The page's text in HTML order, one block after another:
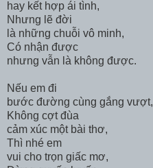
hay kết hợp ái tình,
Nhưng lẽ đời
là những chuỗi vô minh,
Có nhận được
nhưng vẫn là không được.
Nếu em đi
bước đường cùng gắng vượt,
Không cợt đùa
cảm xúc một bài thơ,
Thì nhé em
vui cho trọn giấc mơ,